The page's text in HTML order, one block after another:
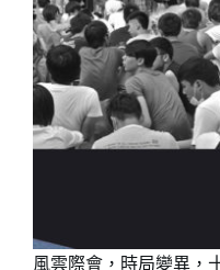
風雲際會，時局變異，